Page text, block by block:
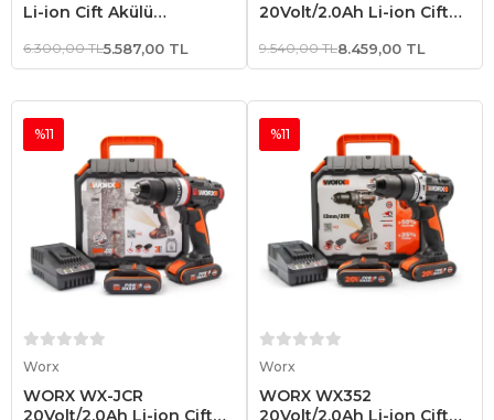
Li-ion Çift Akülü
Şarjlı Darbeli Matkap + 5
Parça Aksesuar
6.300,00 TL5.587,00 TL
20Volt/2.0Ah Li-ion Çift
Profesyonel Şarjlı Matkap
9.540,00 TL8.459,00 TL
Worx
WORX WX-JCR
20Volt/2.0Ah Li-ion Çift
%11
Worx
WORX WX352
20Volt/2.0Ah Li-ion Çift
%11